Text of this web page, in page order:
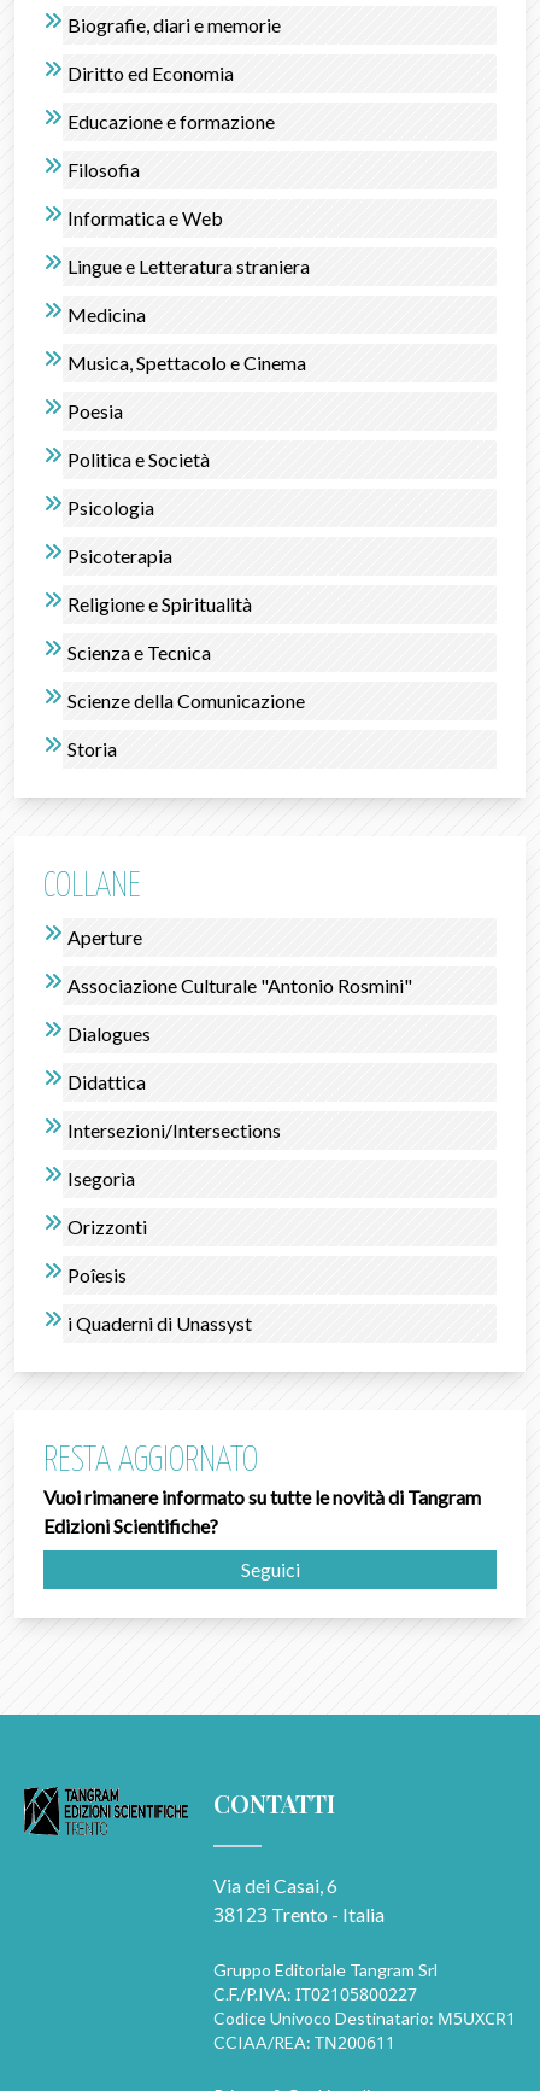
Biografie, diari e memorie
Diritto ed Economia
Educazione e formazione
Filosofia
Informatica e Web
Lingue e Letteratura straniera
Medicina
Musica, Spettacolo e Cinema
Poesia
Politica e Società
Psicologia
Psicoterapia
Religione e Spiritualità
Scienza e Tecnica
Scienze della Comunicazione
Storia
COLLANE
Aperture
Associazione Culturale "Antonio Rosmini"
Dialogues
Didattica
Intersezioni/Intersections
Isegorìa
Orizzonti
Poîesis
i Quaderni di Unassyst
RESTA AGGIORNATO
Vuoi rimanere informato su tutte le novità di Tangram
Edizioni Scientifiche?
Seguici
CONTATTI
Via dei Casai, 6
38123 Trento - Italia
Gruppo Editoriale Tangram Srl
C.F./P.IVA: IT02105800227
Codice Univoco Destinatario: M5UXCR1
CCIAA/REA: TN200611